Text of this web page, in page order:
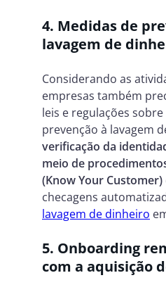
4. Medidas de
lavagem de
Considerando as
empresas também
leis e regulações
prevenção à lavagem
verificação da
meio de
(Know Your Customer)
checagens
lavagem de dinheiro
5. Onboarding
com a aquisição